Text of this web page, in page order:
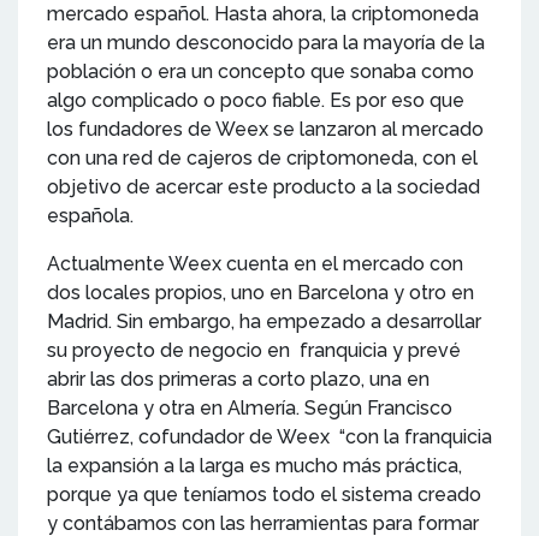
mercado español. Hasta ahora, la criptomoneda
era un mundo desconocido para la mayoría de la
población o era un concepto que sonaba como
algo complicado o poco fiable. Es por eso que
los fundadores de Weex se lanzaron al mercado
con una red de cajeros de criptomoneda, con el
objetivo de acercar este producto a la sociedad
española.
Actualmente Weex cuenta en el mercado con
dos locales propios, uno en Barcelona y otro en
Madrid. Sin embargo, ha empezado a desarrollar
su proyecto de negocio en franquicia y prevé
abrir las dos primeras a corto plazo, una en
Barcelona y otra en Almería. Según Francisco
Gutiérrez, cofundador de Weex “con la franquicia
la expansión a la larga es mucho más práctica,
porque ya que teníamos todo el sistema creado
y contábamos con las herramientas para formar